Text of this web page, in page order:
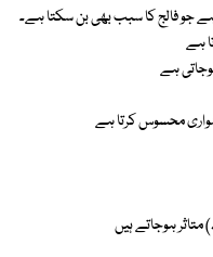
جو فالج کا سبب بھی بن سکتا ہے۔
ہے
ہے
محسوس کرتا ہے
ہوجاتے ہیں